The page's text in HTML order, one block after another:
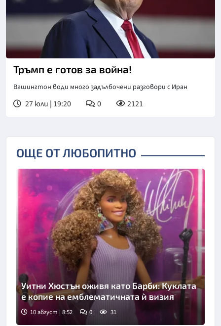
Тръмп е готов за война!
Вашингтон води много задълбочени разговори с Иран
27 юли | 19:20 0 2121
ОЩЕ ОТ ЛЮБОПИТНО
Снимка: БТА
Уитни Хюстън оживя като Барби: Куклата
е копие на емблематичната ѝ визия
10 август | 8:52 0 31